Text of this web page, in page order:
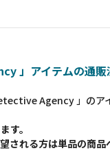
」アイテムの通販
Agency 」のア
す。
される方は単品の商品